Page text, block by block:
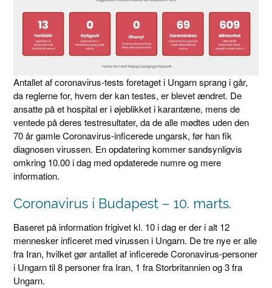
Antallet af coronavirus-tests foretaget i Ungarn sprang i går,
da reglerne for, hvem der kan testes, er blevet ændret. De
ansatte på et hospital er i øjeblikket i karantæne, mens de
ventede på deres testresultater, da de alle mødtes uden den
70 år gamle Coronavirus-inficerede ungarsk, før han fik
diagnosen virussen. En opdatering kommer sandsynligvis
omkring 10.00 i dag med opdaterede numre og mere
information.
Coronavirus i Budapest – 10. marts.
Baseret på information frigivet kl. 10 i dag er der i alt 12
mennesker inficeret med virussen i Ungarn. De tre nye er alle
fra Iran, hvilket gør antallet af inficerede Coronavirus-personer
i Ungarn til 8 personer fra Iran, 1 fra Storbritannien og 3 fra
Ungarn.